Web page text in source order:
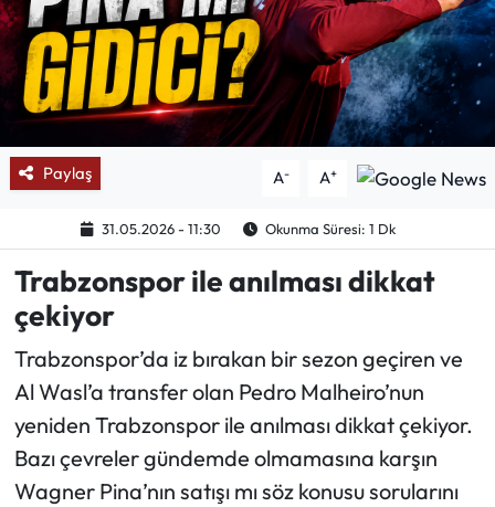
Paylaş A- A+
31.05.2026 - 11:30 Okunma Süresi: 1 Dk
Trabzonspor ile anılması dikkat
çekiyor
Trabzonspor’da iz bırakan bir sezon geçiren ve
Al Wasl’a transfer olan Pedro Malheiro’nun
yeniden Trabzonspor ile anılması dikkat çekiyor.
Bazı çevreler gündemde olmamasına karşın
Wagner Pina’nın satışı mı söz konusu sorularını
Karikatür Galeri
BIK
ASTROLOJİ
Mektup Galeri
Ekonomi
Sağlık
Turizm
Teknoloji